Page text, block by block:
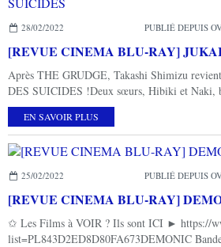
28/02/2022 PUBLIÉ DEPUIS
Après THE GRUDGE, Takashi Shimizu
DES SUICIDES !Deux sœurs, Hibiki et Naki,
EN SAVOIR PLUS
25/02/2022 PUBLIÉ DEPUIS
[REVUE CINEMA BLU-RAY]
✩ Les Films à VOIR ? Ils sont ICI ► https://
list=PL843D2ED8D80FA673DEMONIC